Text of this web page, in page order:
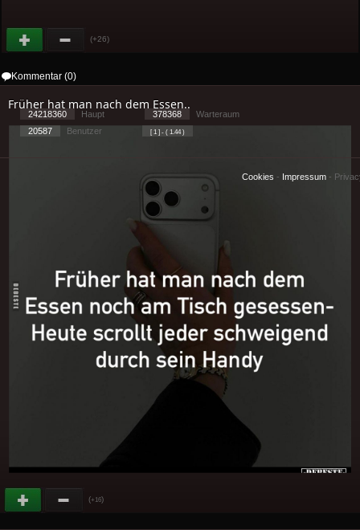
(+26)
Kommentar (0)
Früher hat man nach dem Essen..
(+16)
24218360 Haupt 378368
Warteraum
20587
Benutzer [ 1 ] - ( 1.44 )
Cookies - Impressum -